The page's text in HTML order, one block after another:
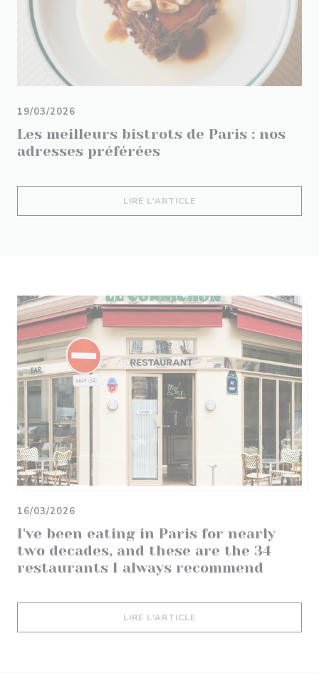
Les meilleurs bistrots de Paris : nos
adresses préférées
19/03/2026
LIRE L'ARTICLE
I've been eating in Paris for nearly
two decades, and these are the 34
restaurants I always recommend
16/03/2026
LIRE L'ARTICLE